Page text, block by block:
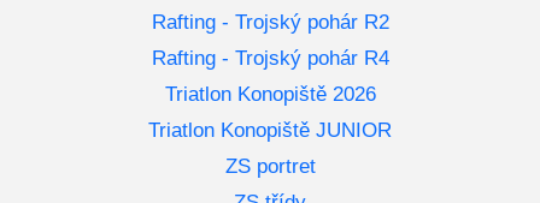
Rafting - Trojský pohár R2
Rafting - Trojský pohár R4
Triatlon Konopiště 2026
Triatlon Konopiště JUNIOR
ZS portret